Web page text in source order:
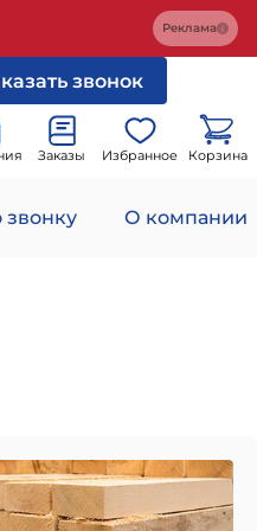
Реклама
звонок
Заказы Избранное Корзина
звонку О компании